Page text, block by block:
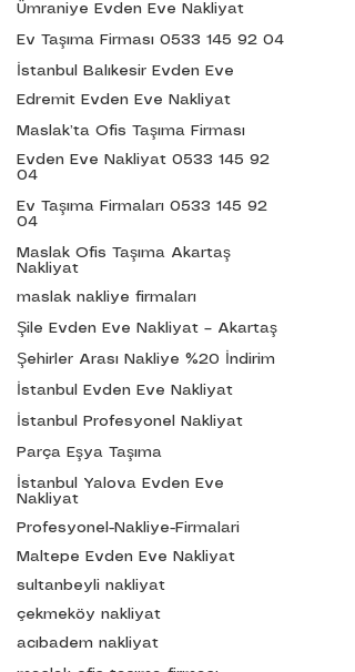
Ümraniye Evden Eve Nakliyat
Ev Taşıma Firması 0533 145 92 04
İstanbul Balıkesir Evden Eve
Edremit Evden Eve Nakliyat
Maslak’ta Ofis Taşıma Firması
Evden Eve Nakliyat 0533 145 92
04
Ev Taşıma Firmaları 0533 145 92
04
Maslak Ofis Taşıma Akartaş
Nakliyat
maslak nakliye firmaları
Şile Evden Eve Nakliyat – Akartaş
Şehirler Arası Nakliye %20 İndirim
İstanbul Evden Eve Nakliyat
İstanbul Profesyonel Nakliyat
Parça Eşya Taşıma
İstanbul Yalova Evden Eve
Nakliyat
Profesyonel-Nakliye-Firmalari
Maltepe Evden Eve Nakliyat
sultanbeyli nakliyat
çekmeköy nakliyat
acıbadem nakliyat
..........................
Şehir İçi Nakliyat
Parça Eşya Taşıma
Eşya Depolama
Sigortalı Nakliyat
Evden Eve Nakliyat
Şehirler Arası Nakliyat
Asansörlü Nakliyat
Ofis Taşıma
Ev Taşıma Şirketi
Şehirler Arası Taşımacılık